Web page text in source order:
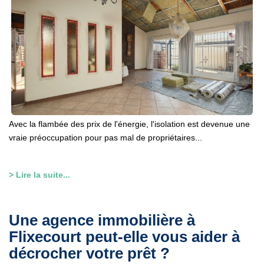
Nos Actualités
BIENS VENDUS
CONTACT
Avec la flambée des prix de l'énergie, l'isolation est devenue une
vraie préoccupation pour pas mal de propriétaires...
> Lire la suite...
Une agence immobilière à
Flixecourt peut-elle vous aider à
décrocher votre prêt ?